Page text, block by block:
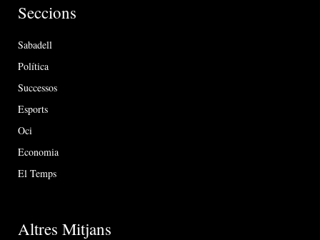
Seccions
Sabadell
Política
Successos
Esports
Oci
Economia
El Temps
Altres Mitjans